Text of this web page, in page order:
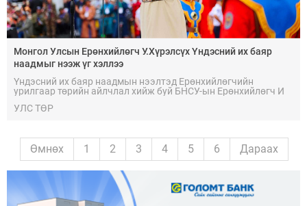
Монгол Улсын Ерөнхийлөгч У.Хүрэлсүх Үндэсний их баяр
наадмыг нээж үг хэллээ
Үндэсний их баяр наадмын нээлтэд Ерөнхийлөгчийн
урилгаар төрийн айлчлал хийж буй БНСУ-ын Ерөнхийлөгч И
байна.
УЛС ТӨР
Өмнөх 1 2 3 4 5 6 Дараах